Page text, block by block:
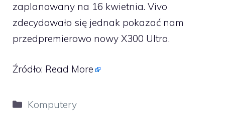
zaplanowany na 16 kwietnia. Vivo
zdecydowało się jednak pokazać nam
przedpremierowo nowy X300 Ultra.
Źródło: Read More
Kategorie
Komputery